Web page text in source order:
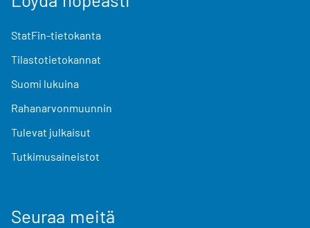
StatFin-tietokanta
Tilastotietokannat
Suomi lukuina
Rahanarvonmuunnin
Tulevat julkaisut
Tutkimusaineistot
Seuraa meitä